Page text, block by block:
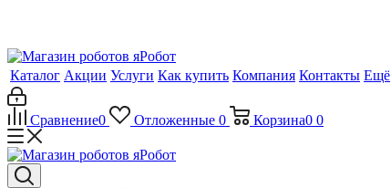
Каталог Акции Услуги Как купить Компания Контакты Ещё
Сравнение0 Отложенные 0 Корзина0 0